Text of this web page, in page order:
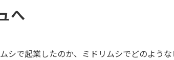
へ
シで起業したのか、ミドリムシでどのよう